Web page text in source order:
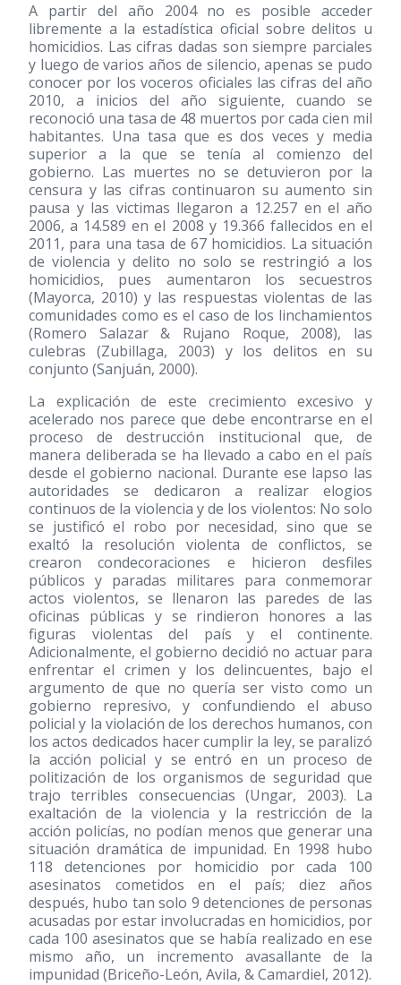
A partir del año 2004 no es posible acceder
libremente a la estadística oficial sobre delitos u
homicidios. Las cifras dadas son siempre parciales
y luego de varios años de silencio, apenas se pudo
conocer por los voceros oficiales las cifras del año
2010, a inicios del año siguiente, cuando se
reconoció una tasa de 48 muertos por cada cien mil
habitantes. Una tasa que es dos veces y media
superior a la que se tenía al comienzo del
gobierno. Las muertes no se detuvieron por la
censura y las cifras continuaron su aumento sin
pausa y las victimas llegaron a 12.257 en el año
2006, a 14.589 en el 2008 y 19.366 fallecidos en el
2011, para una tasa de 67 homicidios. La situación
de violencia y delito no solo se restringió a los
homicidios, pues aumentaron los secuestros
(Mayorca, 2010) y las respuestas violentas de las
comunidades como es el caso de los linchamientos
(Romero Salazar & Rujano Roque, 2008), las
culebras (Zubillaga, 2003) y los delitos en su
conjunto (Sanjuán, 2000).
La explicación de este crecimiento excesivo y
acelerado nos parece que debe encontrarse en el
proceso de destrucción institucional que, de
manera deliberada se ha llevado a cabo en el país
desde el gobierno nacional. Durante ese lapso las
autoridades se dedicaron a realizar elogios
continuos de la violencia y de los violentos: No solo
se justificó el robo por necesidad, sino que se
exaltó la resolución violenta de conflictos, se
crearon condecoraciones e hicieron desfiles
públicos y paradas militares para conmemorar
actos violentos, se llenaron las paredes de las
oficinas públicas y se rindieron honores a las
figuras violentas del país y el continente.
Adicionalmente, el gobierno decidió no actuar para
enfrentar el crimen y los delincuentes, bajo el
argumento de que no quería ser visto como un
gobierno represivo, y confundiendo el abuso
policial y la violación de los derechos humanos, con
los actos dedicados hacer cumplir la ley, se paralizó
la acción policial y se entró en un proceso de
politización de los organismos de seguridad que
trajo terribles consecuencias (Ungar, 2003). La
exaltación de la violencia y la restricción de la
acción policías, no podían menos que generar una
situación dramática de impunidad. En 1998 hubo
118 detenciones por homicidio por cada 100
asesinatos cometidos en el país; diez años
después, hubo tan solo 9 detenciones de personas
acusadas por estar involucradas en homicidios, por
cada 100 asesinatos que se había realizado en ese
mismo año, un incremento avasallante de la
impunidad (Briceño-León, Avila, & Camardiel, 2012).